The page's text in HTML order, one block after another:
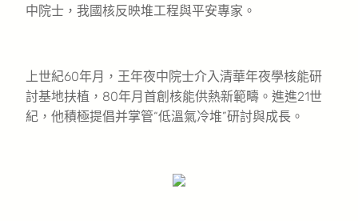
中院士，我國核反映堆工程與平安專家。
上世紀60年月，王年夜中院士介入清華年夜學核能研
討基地扶植，80年月首創核能供熱新範疇。進進21世
紀，他積極提倡并掌管“低溫氣冷堆”研討與成長。